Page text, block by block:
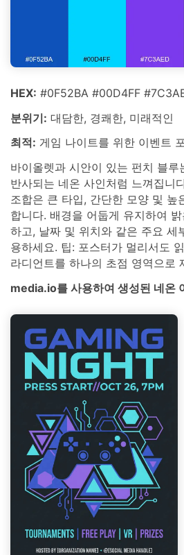
HEX: #0F52BA #00D4FF
분위기: 대담한, 경쾌한, 미래적인
최적: 게임 나이트를 위한 이벤트
바이올렛과 시안이 있는 펀치 블루
반사되는 네온 사인처럼 느껴집니
조합은 큰 타입, 간단한 모양 및 높
합니다. 배경을 어둡게 유지하여
하고, 날짜 및 위치와 같은 주요 세
용하세요. 팁: 포스터가 멀리서도
라디언트를 하나의 초점 영역으로
media.io를 사용하여 생성된 네온